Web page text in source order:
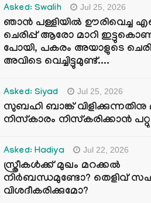
Asked: Swalih Jul 25, 2026
ഞാൻ പള്ളിയിൽ ഊരിവെച്ച
ചെരിപ്പ് ആരോ മാറി
പോയി, പകരം അയാളുടെ
അവിടെ വെച്ചിട്ടുമുണ്ട്....
Asked: Siyad Jul 25, 2026
സുബഹി ബാങ്ക് വിളിക്കുന്നതിനു
നിസ്കാരം നിസ്കരിക്കാൻ
Asked: Hadiya Jul 22, 2026
സ്ത്രീകൾക്ക് മുഖം മറക്കൽ
നിർബന്ധമുണ്ടോ? തെളിവ്
വിശദീകരിക്കുമോ?